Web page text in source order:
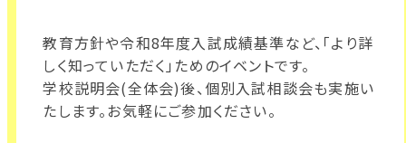
教育方針や令和8年度入試成績基準など、「より詳
しく知っていただく」ためのイベントです。
学校説明会(全体会)後、個別入試相談会も実施い
たします。お気軽にご参加ください。